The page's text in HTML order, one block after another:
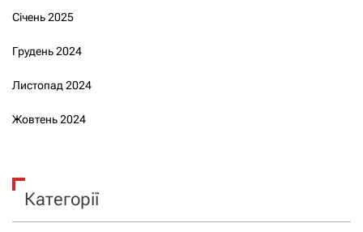
Січень 2025
Грудень 2024
Листопад 2024
Жовтень 2024
Категорії